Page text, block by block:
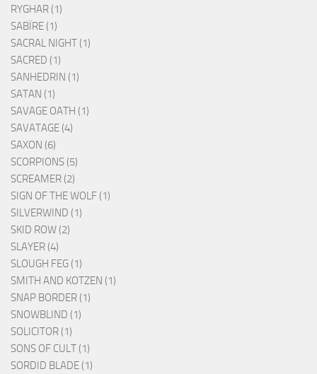
RYGHAR (1)
SABÏRE (1)
SACRAL NIGHT (1)
SACRED (1)
SANHEDRIN (1)
SATAN (1)
SAVAGE OATH (1)
SAVATAGE (4)
SAXON (6)
SCORPIONS (5)
SCREAMER (2)
SIGN OF THE WOLF (1)
SILVERWIND (1)
SKID ROW (2)
SLAYER (4)
SLOUGH FEG (1)
SMITH AND KOTZEN (1)
SNAP BORDER (1)
SNOWBLIND (1)
SOLICITOR (1)
SONS OF CULT (1)
SORDID BLADE (1)